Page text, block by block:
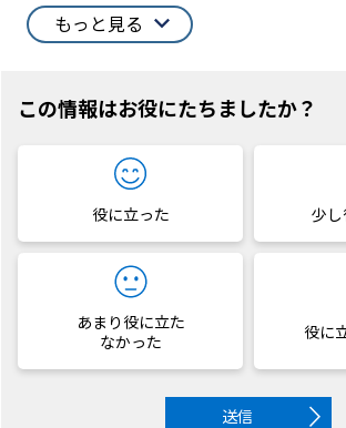
もっと見る
この情報はお役にたちましたか？
役に立った 少
あまり役に立た
なかった
役に
送信